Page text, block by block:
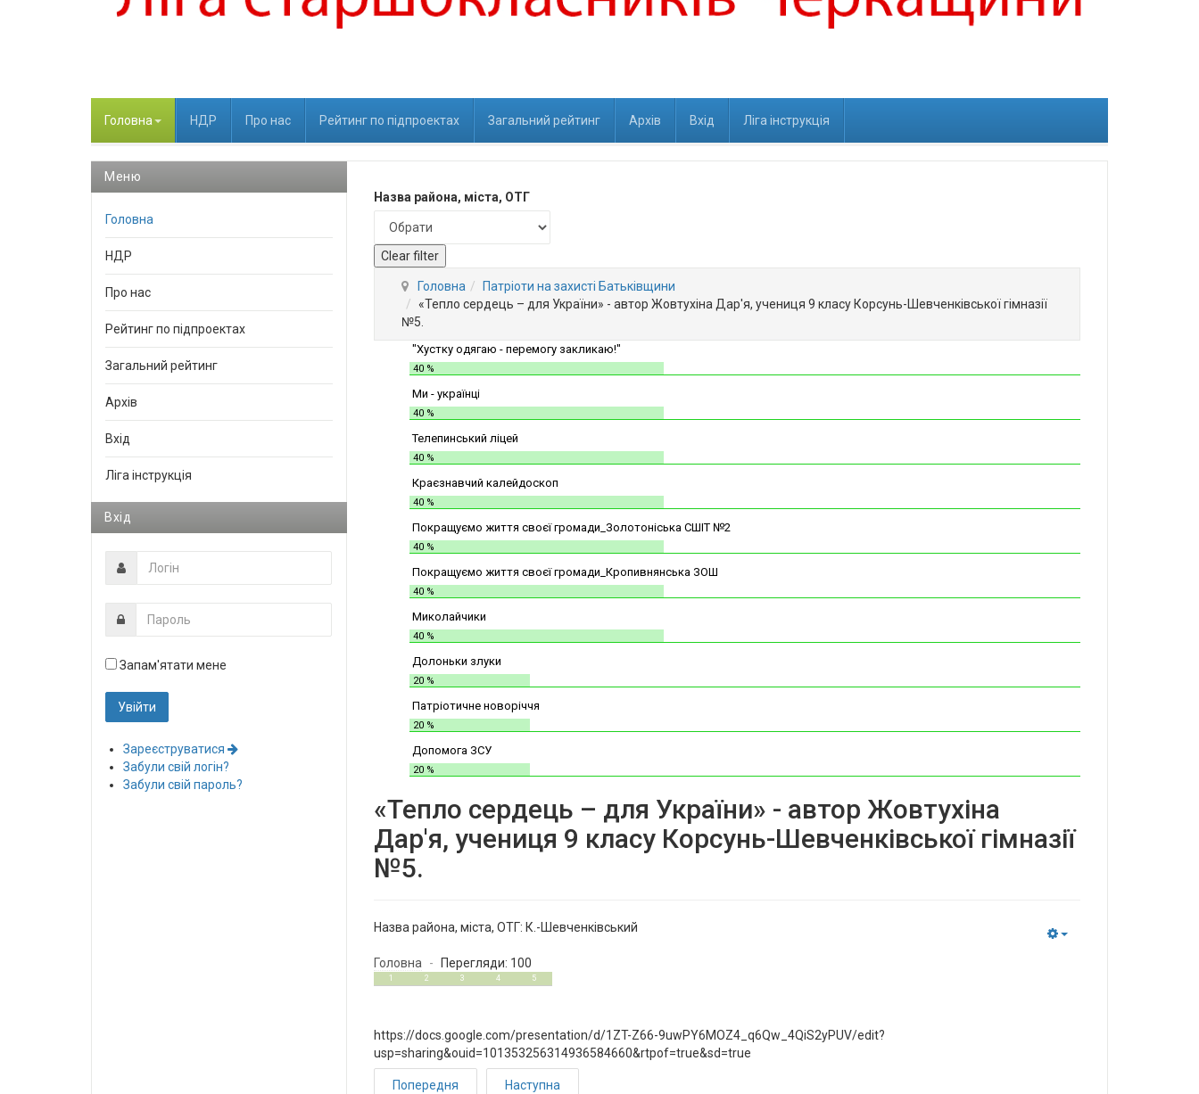
Головна НДР Про нас Рейтинг по підпроектах Загальний рейтинг Архів Вхід Ліга інструкція
Назва района, міста, ОТГ
Clear filter
Головна
Патріоти на захисті Батьківщини
«Тепло сердець – для України» - автор Жовтухіна Дар'я, учениця 9 класу Корсунь-Шевченківської гімназії
№5.
"Хустку одягаю - перемогу закликаю!"
40 %
Ми - українці
40 %
Телепинський ліцей
40 %
Краєзнавчий калейдоскоп
40 %
Покращуємо життя своєї громади_Золотоніська СШІТ №2
40 %
Покращуємо життя своєї громади_Кропивнянська ЗОШ
40 %
Миколайчики
40 %
Долоньки злуки
20 %
Патріотичне новоріччя
20 %
Допомога ЗСУ
20 %
«Тепло сердець – для України» - автор Жовтухіна
Дар'я, учениця 9 класу Корсунь-Шевченківської гімназії
№5.
Назва района, міста, ОТГ: К.-Шевченківський
Головна Перегляди: 100
35
1 2 3 4 5
https://docs.google.com/presentation/d/1ZT-Z66-9uwPY6MOZ4_q6Qw_4QiS2yPUV/edit?
usp=sharing&ouid=101353256314936584660&rtpof=true&sd=true
Попередня Наступна
Меню
Головна
НДР
Про нас
Рейтинг по підпроектах
Загальний рейтинг
Архів
Вхід
Ліга інструкція
Вхід
Запам'ятати мене
Зареєструватися
Забули свій логін?
Забули свій пароль?